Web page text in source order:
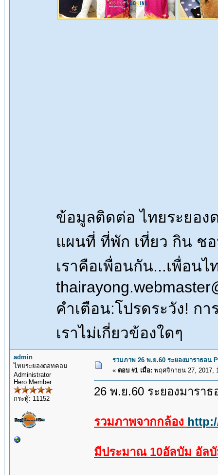
ข้อมูลติดต่อ ไทยระยอง
แผนที่ ที่พัก เที่ยว กิน ช
เราคือเพื่อนกัน...เพื่อน
คำเตือน:โปรดระวัง! ก
เราไม่เกี่ยวข้องใดๆ
admin
ไทยระยองดอทคอม
Administrator
Hero Member
กระทู้: 11152
รวมภาพ 26 พ.ย.60 ระยองมาราธอน
« ตอบ #1 เมื่อ: พฤศจิกายน 27, 2017,
26 พ.ย.60 ระยองมาราธ
รวมภาพจากกล้อง
มีประมาณ 10อัลบัม อัลบั